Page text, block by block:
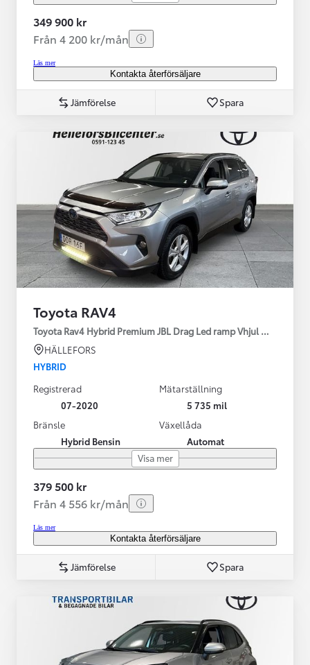
349 900 kr
Från 4 200 kr/mån
Läs mer
Kontakta återförsäljare
Jämförelse Spara
Toyota RAV4
Toyota Rav4 Hybrid Premium JBL Drag Led ramp Vhjul motorv
HÄLLEFORS
HYBRID
Registrerad
07-2020
Mätarställning
5 735 mil
Bränsle
Hybrid Bensin
Växellåda
Automat
Visa mer
379 500 kr
Från 4 556 kr/mån
Läs mer
Kontakta återförsäljare
Jämförelse Spara